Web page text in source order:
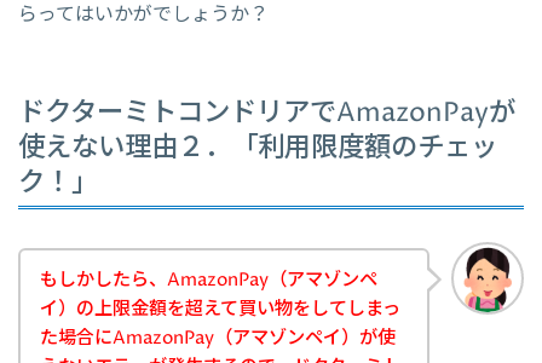
らってはいかがでしょうか？
ドクターミトコンドリアでAmazonPayが
使えない理由２．「利用限度額のチェッ
ク！」
もしかしたら、AmazonPay（アマゾンペ
イ）の上限金額を超えて買い物をしてしまっ
た場合にAmazonPay（アマゾンペイ）が使